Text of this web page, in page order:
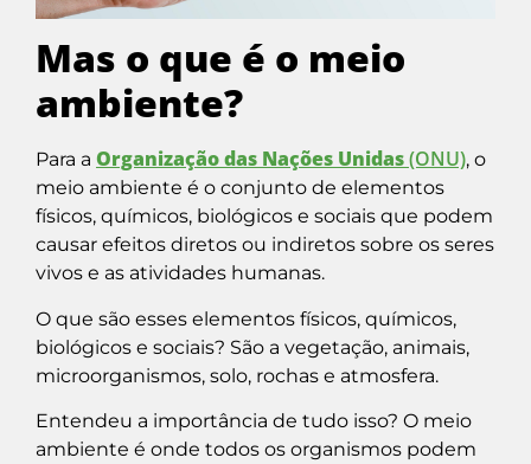
Mas o que é o meio
ambiente?
Para a Organização das Nações Unidas(ONU), o
meio ambiente é o conjunto de elementos
físicos, químicos, biológicos e sociais que podem
causar efeitos diretos ou indiretos sobre os seres
vivos e as atividades humanas.
O que são esses elementos físicos, químicos,
biológicos e sociais? São a vegetação, animais,
microorganismos, solo, rochas e atmosfera.
Entendeu a importância de tudo isso? O meio
ambiente é onde todos os organismos podem